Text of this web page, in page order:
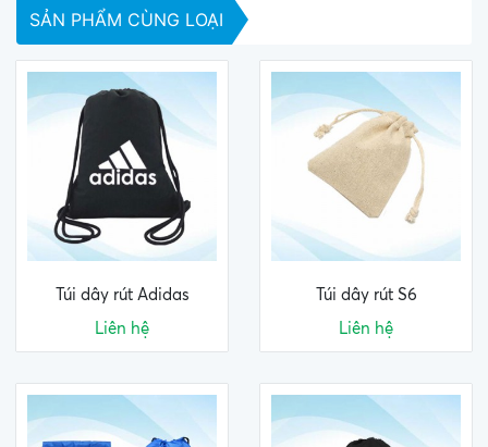
SẢN PHẨM CÙNG LOẠI
Túi dây rút Adidas
Liên hệ
Túi dây rút S6
Liên hệ